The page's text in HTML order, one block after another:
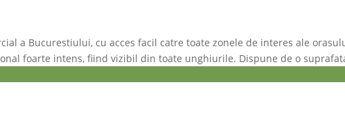
a Bucurestiului, cu acces facil catre toate zonele de interes ale
foarte intens, fiind vizibil din toate unghiurile. Dispune de o